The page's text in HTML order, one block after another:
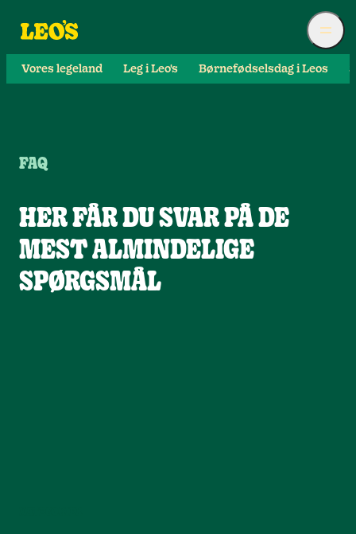
Vores legeland Leg i Leo's Børnefødselsdag i Leos
HER FÅR DU SVAR PÅ DE
MEST ALMINDELIGE
SPØRGSMÅL
FAQ